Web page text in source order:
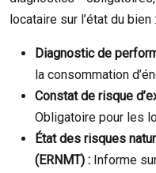
locataire sur l’état du bien :
Diagnostic de
la consommation
Constat de risque
Obligatoire pour les
État des risques
(ERNMT) : Informe